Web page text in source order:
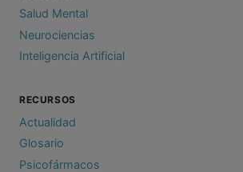
Salud Mental
Neurociencias
Inteligencia Artificial
RECURSOS
Actualidad
Glosario
Psicofármacos